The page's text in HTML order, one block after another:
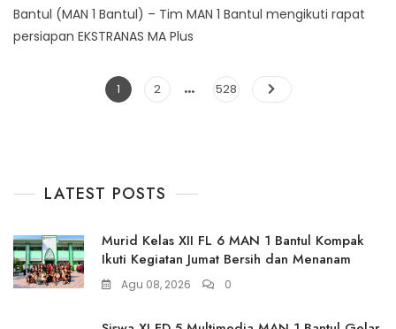
Bantul (MAN 1 Bantul) – Tim MAN 1 Bantul mengikuti rapat
persiapan EKSTRANAS MA Plus
Paginasi
Page
1 Page
2 … Page
528
LATEST POSTS
Murid Kelas XII FL 6 MAN 1 Bantul Kompak
Ikuti Kegiatan Jumat Bersih dan Menanam
Agu 08, 2026 0